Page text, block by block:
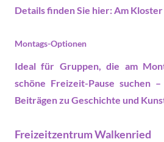
Details finden Sie hier:Am
Montags-Optionen
Ideal für Gruppen, die am
schöne Freizeit-Pause suchen
Beiträgen zu Geschichte und
Freizeitzentrum Walkenried